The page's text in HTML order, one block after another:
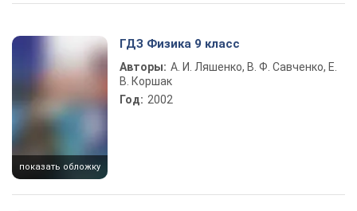
показать обложку
ГДЗ Физика 9 класс
Авторы: А. И. Ляшенко, В. Ф. Савченко, Е.
В. Коршак
Год: 2002